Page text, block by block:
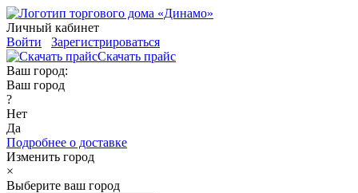
Личный кабинет
Войти
Зарегистрироваться
Скачать прайс
Ваш город:
Ваш город
?
Нет
Да
Подробнее о доставке
Изменить город
×
Выберите ваш город